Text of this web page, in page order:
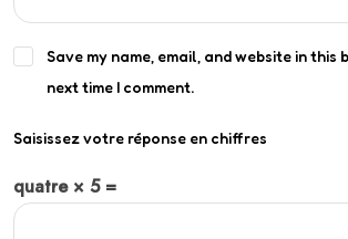
Save my name, email, and website in
next time I comment.
Saisissez votre réponse en chiffres
quatre × 5 =